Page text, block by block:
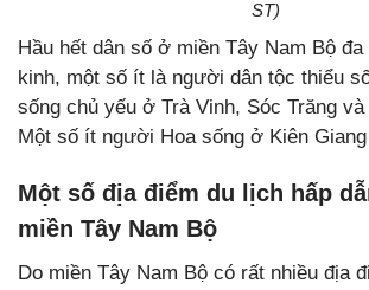
ST)
Hầu hết dân số ở miền Tây Nam Bộ
kinh, một số ít là người dân tộc thiểu
sống chủ yếu ở Trà Vinh, Sóc Trăng
Một số ít người Hoa sống ở Kiên
Một số địa điểm du lịch hấp
miền Tây Nam Bộ
Do miền Tây Nam Bộ có rất nhiều địa